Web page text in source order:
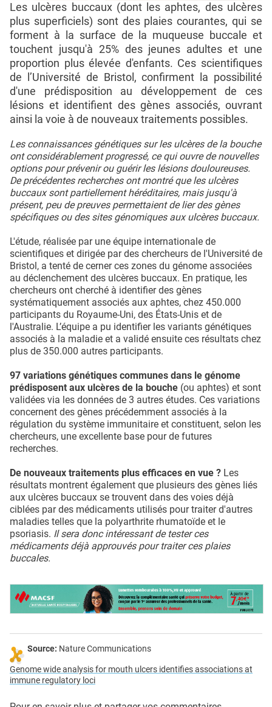
Les ulcères buccaux (dont les aphtes, des ulcères
plus superficiels) sont des plaies courantes, qui se
forment à la surface de la muqueuse buccale et
touchent jusqu'à 25% des jeunes adultes et une
proportion plus élevée d'enfants. Ces scientifiques
de l’Université de Bristol, confirment la possibilité
d'une prédisposition au développement de ces
lésions et identifient des gènes associés, ouvrant
ainsi la voie à de nouveaux traitements possibles.
Les connaissances génétiques sur les ulcères de la bouche
ont considérablement progressé, ce qui ouvre de nouvelles
options pour prévenir ou guérir les lésions douloureuses.
De précédentes recherches ont montré que les ulcères
buccaux sont partiellement héréditaires, mais jusqu'à
présent, peu de preuves permettaient de lier des gènes
spécifiques ou des sites génomiques aux ulcères buccaux.
L'étude, réalisée par une équipe internationale de
scientifiques et dirigée par des chercheurs de l'Université de
Bristol, a tenté de cerner ces zones du génome associées
au déclenchement des ulcères buccaux. En pratique, les
chercheurs ont cherché à identifier des gènes
systématiquement associés aux aphtes, chez 450.000
participants du Royaume-Uni, des États-Unis et de
l'Australie. L’équipe a pu identifier les variants génétiques
associés à la maladie et a validé ensuite ces résultats chez
plus de 350.000 autres participants.
97 variations génétiques communes dans le génome
prédisposent aux ulcères de la bouche (ou aphtes) et sont
validées via les données de 3 autres études. Ces variations
concernent des gènes précédemment associés à la
régulation du système immunitaire et constituent, selon les
chercheurs, une excellente base pour de futures
recherches.
De nouveaux traitements plus efficaces en vue ? Les
résultats montrent également que plusieurs des gènes liés
aux ulcères buccaux se trouvent dans des voies déjà
ciblées par des médicaments utilisés pour traiter d'autres
maladies telles que la polyarthrite rhumatoïde et le
psoriasis. Il sera donc intéressant de tester ces
médicaments déjà approuvés pour traiter ces plaies
buccales.
Source: Nature Communications
Genome wide analysis for mouth ulcers identifies associations at
immune regulatory loci